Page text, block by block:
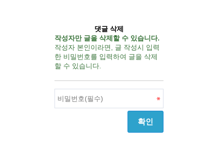
댓글 삭제
작성자만 글을 삭제할 수 있습니다.
작성자 본인이라면, 글 작성시 입력
한 비밀번호를 입력하여 글을 삭제
할 수 있습니다.
확인